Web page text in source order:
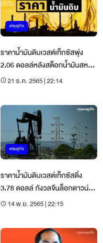
เศรษฐกิจ
ราคาน้ำมันดิบเวสต์เท็กซัสพุ่ง
2.06 ดอลล์หลังสต็อกน้ำมันสหรัฐ
ลดมากกว่าคาด
21 ธ.ค. 2565 | 22:14
เศรษฐกิจ
ราคาน้ำมันดิบเวสต์เท็กซัสดิ่ง
3.78 ดอลล์ กังวลจีนล็อกดาวน์
หลังโควิดพุ่ง
14 พ.ย. 2565 | 22:15